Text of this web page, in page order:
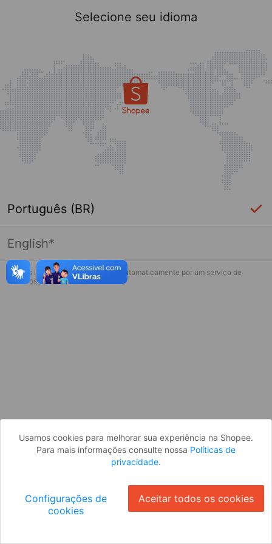
Página indisponível
Desculpe, algo deu errado. Faça login
Selecione seu idioma
Português (BR)
English*
* Esses idiomas serão traduzidos automaticamente por um serviço de
terceiros.
Usamos cookies para melhorar sua experiência na Shopee.
Para mais informações consulte nossa Políticas de
privacidade.
Configurações de
cookies
Aceitar todos os cookies